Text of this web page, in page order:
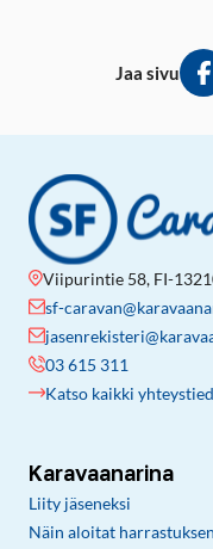
Jaa sivu
Viipurintie 58, FI-
sf-
03 615 311
Katso kaikki
Karavaanarina
Liity jäseneksi
Näin aloitat harrastuksen